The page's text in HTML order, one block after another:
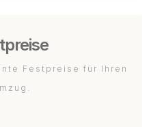
Festpreise für Ihren